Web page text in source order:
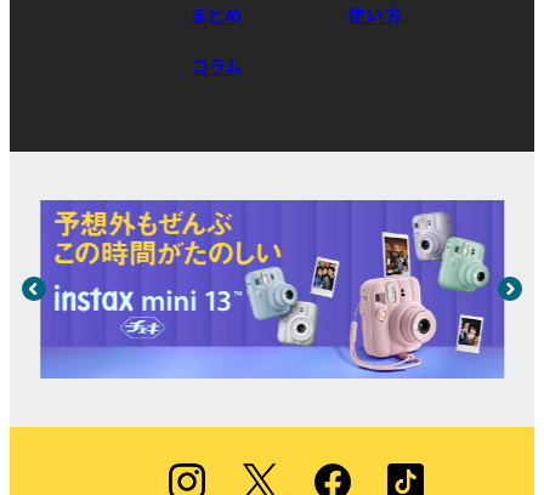
まとめ 使い方
コラム